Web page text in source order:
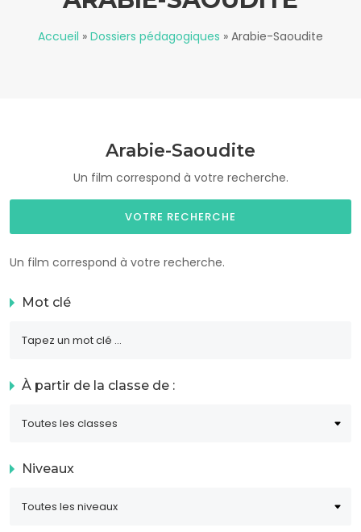
Accueil » Dossiers pédagogiques » Arabie-Saoudite
Arabie-Saoudite
Un film correspond à votre recherche.
VOTRE RECHERCHE
Un film correspond à votre recherche.
Mot clé
À partir de la classe de :
Niveaux